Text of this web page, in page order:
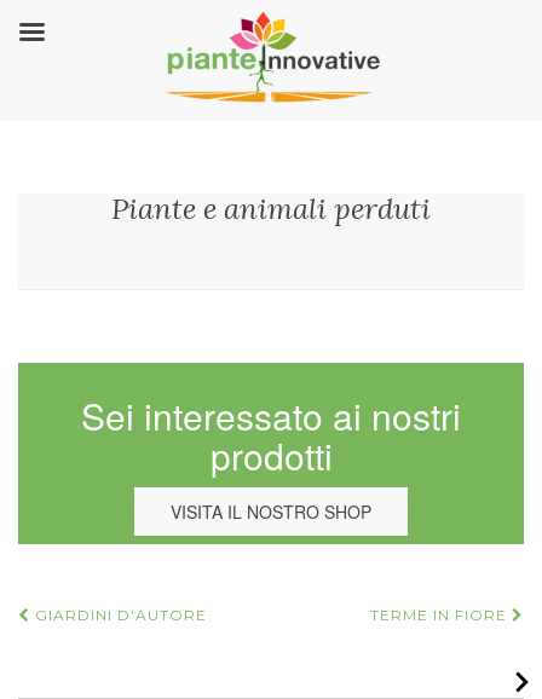
Piante e animali perduti
Sei interessato ai nostri
prodotti
VISITA IL NOSTRO SHOP
Navigazione
GIARDINI D’AUTORE TERME IN FIORE